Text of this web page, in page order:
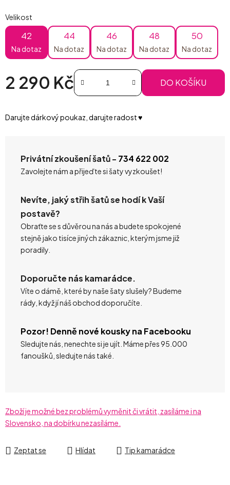
Velikost
42
Na dotaz
44
Na dotaz
46
Na dotaz
48
Na dotaz
50
Na dotaz
2 290 Kč DO KOŠÍKU
Darujte dárkový poukaz, darujte radost ♥️
Privátní zkoušení šatů - 734 622 002
Zavolejte nám a přijeďte si šaty vyzkoušet!
Nevíte, jaký střih šatů se hodí k Vaší
postavě?
Obraťte se s důvěrou na nás a budete spokojené
stejně jako tisíce jiných zákaznic, kterým jsme již
poradily.
Doporučte nás kamarádce.
Víte o dámě, které by naše šaty slušely? Budeme
rády, když jí náš obchod doporučíte.
Pozor! Denně nové kousky na Facebooku
Sledujte nás, nenechte si je ujít. Máme přes 95.000
fanoušků, sledujte nás také.
Zboží je možné bez problémů vyměnit či vrátit, zasíláme i na
Slovensko, na dobírku nezasíláme.
Zeptat se Hlídat Tip kamarádce